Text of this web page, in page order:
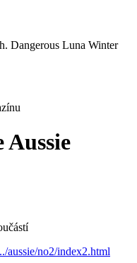
Dangerous Luna Winter
Aussie
aussie/no2/index2.html